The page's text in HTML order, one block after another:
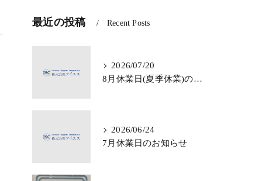
最近の投稿 Recent Posts
2026/07/20
8月休業日(夏季休業)のお知らせ
2026/06/24
7月休業日のお知らせ